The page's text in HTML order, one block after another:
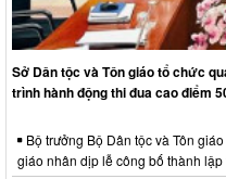
Sở Dân tộc và Tôn giáo tổ chức
trình hành động thi đua cao điểm
Bộ trưởng Bộ Dân tộc và Tôn
giáo nhân dịp lễ công bố thành